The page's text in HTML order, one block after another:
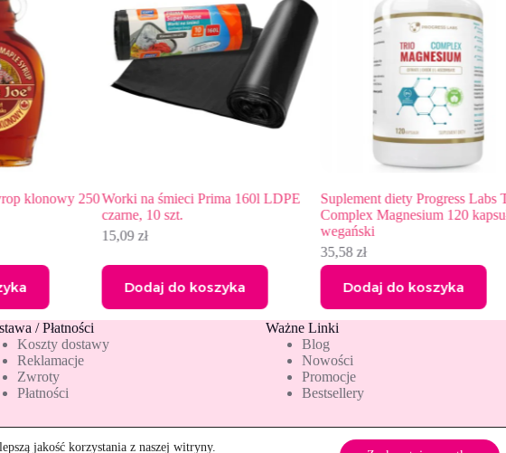
Prima 160l LDPE
koszyka
Suplement diety Progress Labs Trio
Complex Magnesium 120 kapsułek
wegański
Dodaj do koszyka
Olimp Vita-Min Multiple
Mega Caps 60 kapsułek
40,99
Dodaj do koszyka
/ Płatności
Koszty dostawy
Reklamacje
Zwroty
Płatności
Ważne Linki
Blog
Nowości
Promocje
Bestsellery
jakość korzystania z naszej witryny.